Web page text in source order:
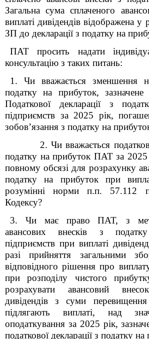
Загальна сума сплаченого
виплаті дивідендів відображена
ЗП до декларації з податку на
ПАТ просить надати
консультацію з таких питань:
1. Чи вважається зменшення
податку на прибуток,
Податкової декларації з
підприємств за 2025 рік,
зобов’язання з податку на
2. Чи вважається
податку на прибуток ПАТ за
повному обсязі для розрахунку
податку на прибуток при
розумінні норми п.п. 57.11 2
Кодексу?
3. Чи має право ПАТ, з
авансових внесків з
підприємств при виплаті
разі прийняття загальними
відповідного рішення про
при розподілу чистого
розрахувати авансовий
дивідендів з суми
підлягають виплаті, над
оподаткування за 2025 рік,
податкової декларації з податку